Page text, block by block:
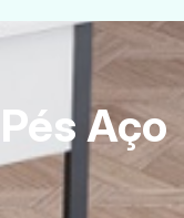
Aço